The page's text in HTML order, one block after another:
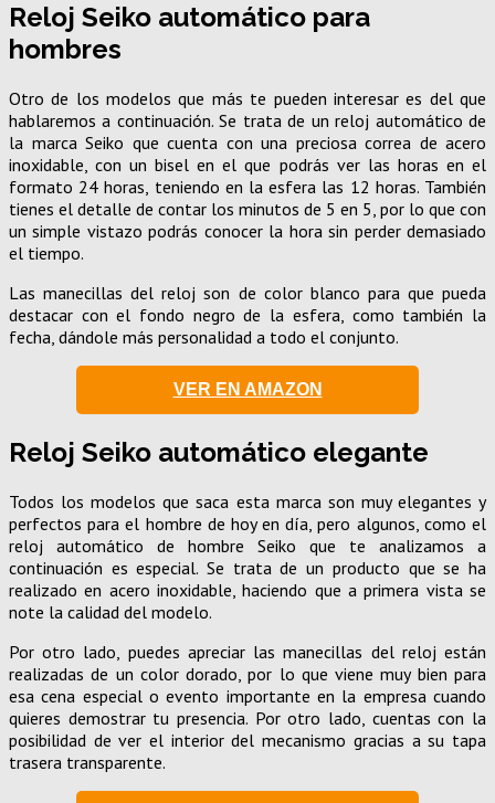
Reloj Seiko automático para
hombres
Otro de los modelos que más te pueden interesar es del que
hablaremos a continuación. Se trata de un reloj automático de
la marca Seiko que cuenta con una preciosa correa de acero
inoxidable, con un bisel en el que podrás ver las horas en el
formato 24 horas, teniendo en la esfera las 12 horas. También
tienes el detalle de contar los minutos de 5 en 5, por lo que con
un simple vistazo podrás conocer la hora sin perder demasiado
el tiempo.
Las manecillas del reloj son de color blanco para que pueda
destacar con el fondo negro de la esfera, como también la
fecha, dándole más personalidad a todo el conjunto.
VER EN AMAZON
Reloj Seiko automático elegante
Todos los modelos que saca esta marca son muy elegantes y
perfectos para el hombre de hoy en día, pero algunos, como el
reloj automático de hombre Seiko que te analizamos a
continuación es especial. Se trata de un producto que se ha
realizado en acero inoxidable, haciendo que a primera vista se
note la calidad del modelo.
Por otro lado, puedes apreciar las manecillas del reloj están
realizadas de un color dorado, por lo que viene muy bien para
esa cena especial o evento importante en la empresa cuando
quieres demostrar tu presencia. Por otro lado, cuentas con la
posibilidad de ver el interior del mecanismo gracias a su tapa
trasera transparente.